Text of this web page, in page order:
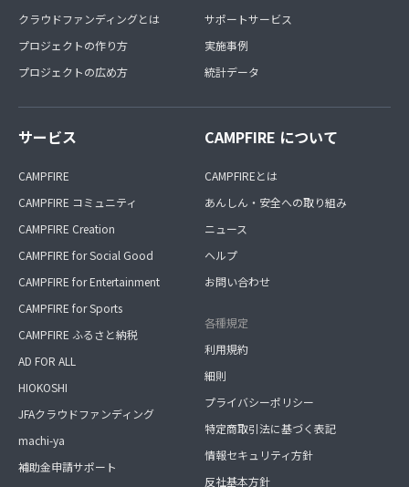
クラウドファンディングとは
プロジェクトの作り方
プロジェクトの広め方
サポートサービス
実施事例
統計データ
サービス
CAMPFIRE
CAMPFIRE コミュニティ
CAMPFIRE Creation
CAMPFIRE for Social Good
CAMPFIRE for Entertainment
CAMPFIRE for Sports
CAMPFIRE ふるさと納税
AD FOR ALL
HIOKOSHI
JFAクラウドファンディング
machi-ya
補助金申請サポート
CAMPFIRE について
CAMPFIREとは
あんしん・安全への取り組み
ニュース
ヘルプ
お問い合わせ
各種規定
利用規約
細則
プライバシーポリシー
特定商取引法に基づく表記
情報セキュリティ方針
反社基本方針